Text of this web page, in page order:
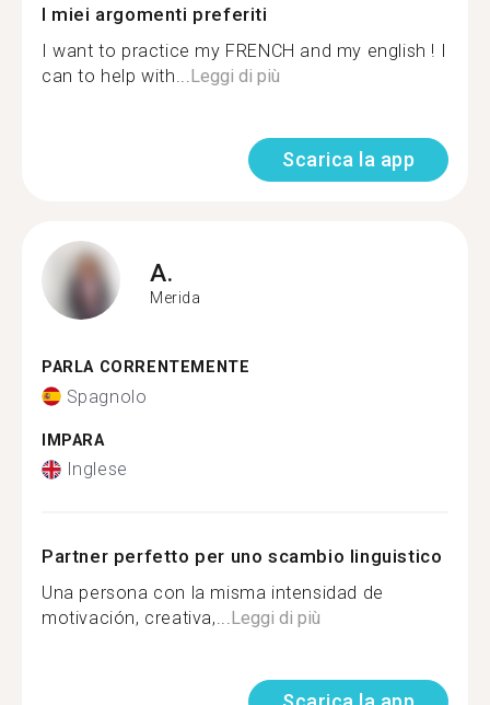
I miei argomenti preferiti
I want to practice my FRENCH and my english ! I
can to help with...Leggi di più
Scarica la app
A.
Merida
PARLA CORRENTEMENTE
Spagnolo
IMPARA
Inglese
Partner perfetto per uno scambio linguistico
Una persona con la misma intensidad de
motivación, creativa,...Leggi di più